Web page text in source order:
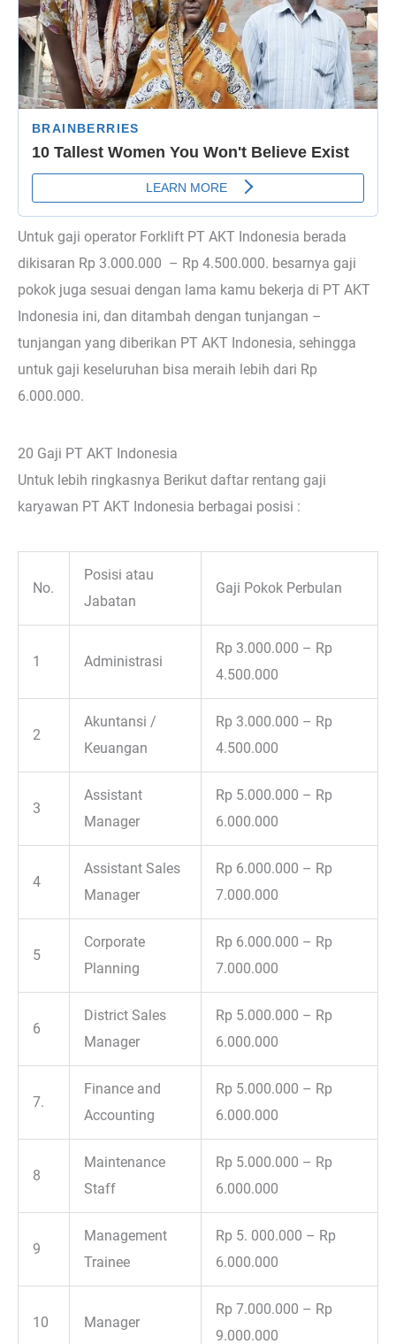
Untuk gaji operator Forklift PT AKT Indonesia berada
dikisaran Rp 3.000.000 – Rp 4.500.000. besarnya gaji
pokok juga sesuai dengan lama kamu bekerja di PT AKT
Indonesia ini, dan ditambah dengan tunjangan –
tunjangan yang diberikan PT AKT Indonesia, sehingga
untuk gaji keseluruhan bisa meraih lebih dari Rp
6.000.000.
20 Gaji PT AKT Indonesia
Untuk lebih ringkasnya Berikut daftar rentang gaji
karyawan PT AKT Indonesia berbagai posisi :
No.
Posisi atau
Jabatan
Gaji Pokok Perbulan
1 Administrasi
Rp 3.000.000 – Rp
4.500.000
2
Akuntansi /
Keuangan
Rp 3.000.000 – Rp
4.500.000
3
Assistant
Manager
Rp 5.000.000 – Rp
6.000.000
4
Assistant Sales
Manager
Rp 6.000.000 – Rp
7.000.000
5
Corporate
Planning
Rp 6.000.000 – Rp
7.000.000
6
District Sales
Manager
Rp 5.000.000 – Rp
6.000.000
7.
Finance and
Accounting
Rp 5.000.000 – Rp
6.000.000
8
Maintenance
Staff
Rp 5.000.000 – Rp
6.000.000
9
Management
Trainee
Rp 5. 000.000 – Rp
6.000.000
10 Manager
Rp 7.000.000 – Rp
9.000.000